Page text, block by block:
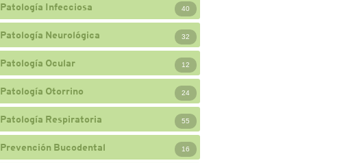
Patología Infecciosa 40
Patología Neurológica 32
Patología Ocular 12
Patología Otorrino 24
Patología Respiratoria 55
Prevención Bucodental 16